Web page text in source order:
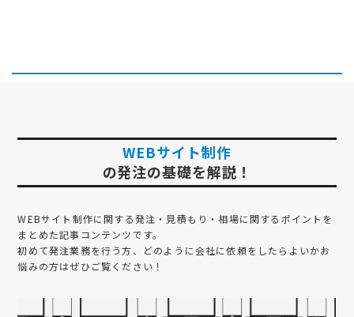
WEBサイト制作
の発注の基礎を解説！
WEBサイト制作に関する発注・見積もり・相場に関するポイントを
まとめた記事コンテンツです。
初めて発注業務を行う方、どのように会社に依頼をしたらよいかお
悩みの方はぜひご覧ください！